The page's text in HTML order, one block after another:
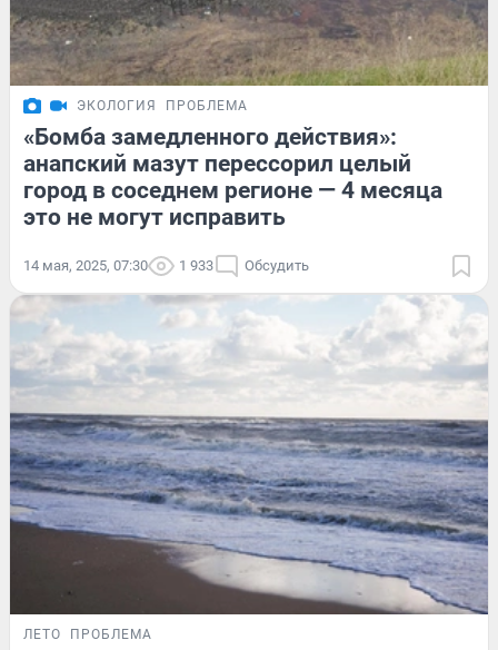
ЭКОЛОГИЯ ПРОБЛЕМА
«Бомба замедленного действия»:
анапский мазут перессорил целый
город в соседнем регионе — 4 месяца
это не могут исправить
14 мая, 2025, 07:30 1 933 Обсудить
ЛЕТО ПРОБЛЕМА